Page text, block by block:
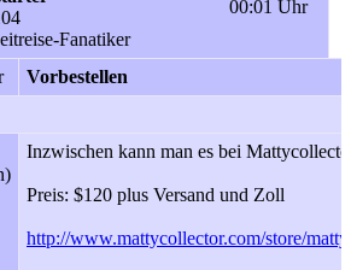
Fanatiker
00:01 Uhr
Vorbestellen
Inzwischen kann man es bei
Preis: $120 plus Versand und Zoll
http://www.mattycollector.com/store/